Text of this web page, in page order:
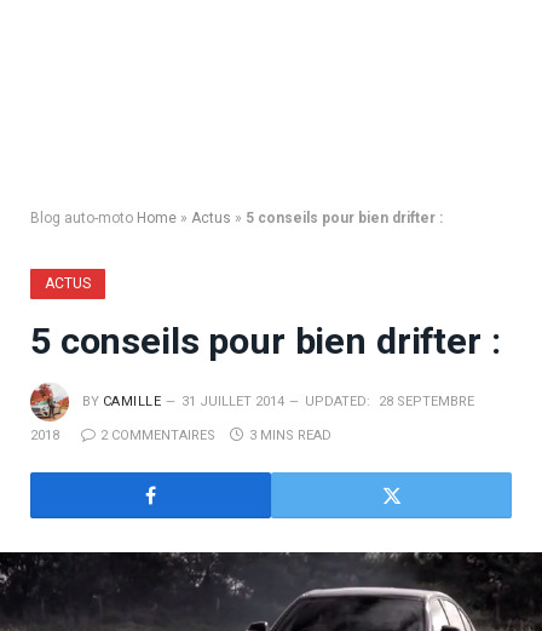
Blog auto-moto Home » Actus » 5 conseils pour bien drifter :
ACTUS
5 conseils pour bien drifter :
BY CAMILLE 31 JUILLET 2014 UPDATED: 28 SEPTEMBRE
2018 2 COMMENTAIRES 3 MINS READ